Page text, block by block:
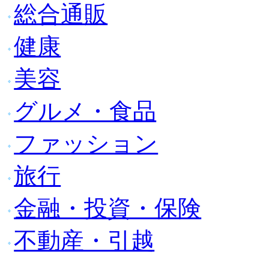
総合通販
健康
美容
グルメ・食品
ファッション
旅行
金融・投資・保険
不動産・引越